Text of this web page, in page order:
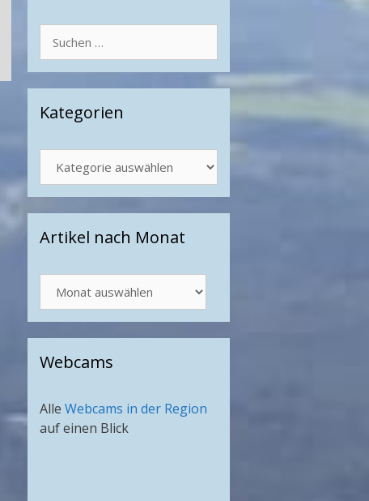
nach:
Kategorien
Artikel nach Monat
nach
Monat
Webcams
Alle Webcams in der Region
auf einen Blick